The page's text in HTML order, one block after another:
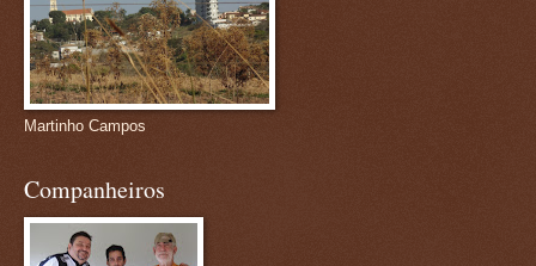
Martinho Campos
Companheiros